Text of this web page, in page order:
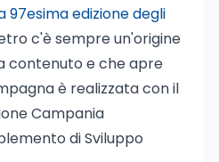
97esima edizione degli
c'è sempre un'origine
contenuto e che apre
è realizzata con il
Campania
di Sviluppo